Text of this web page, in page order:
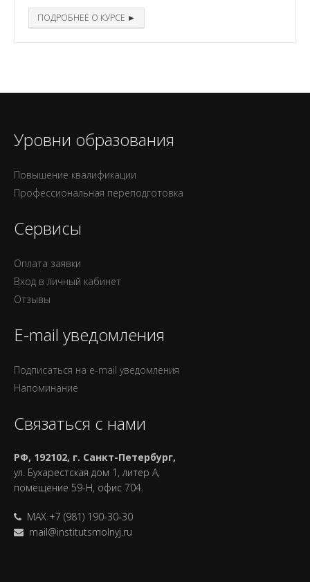
ПОДРОБНЕЕ О КУРСЕ ►
Уровни образования
Повышение квалификации
Профессиональная переподготовка
Сервисы
Оплата заявки
Вход в личный кабинет
Отзывы
E-mail уведомления
Подписаться на e-mail уведомления
Напоминание
Связаться с нами
РФ, 192102, г. Санкт-Петербург,
ул. Бухарестская дом 1, литер А,
помещение 59-Н, офис 704.
MAX +7 (981) 190-30-30
mail@institutsmolnyj.ru